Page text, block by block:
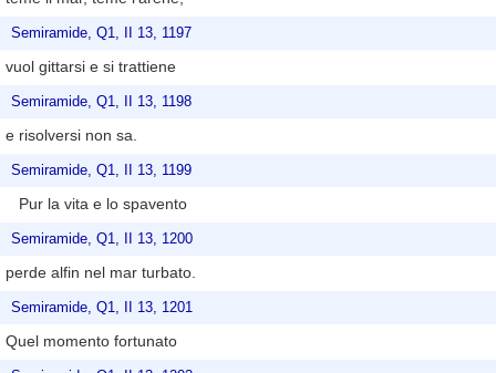
Semiramide, Q1, II 13, 1197
vuol gittarsi e si trattiene
Semiramide, Q1, II 13, 1198
e risolversi non sa.
Semiramide, Q1, II 13, 1199
Pur la vita e lo spavento
Semiramide, Q1, II 13, 1200
perde alfin nel mar turbato.
Semiramide, Q1, II 13, 1201
Quel momento fortunato